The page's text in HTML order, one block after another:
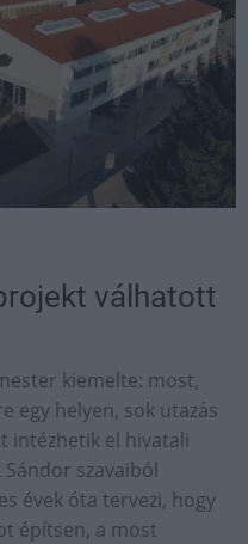
válhatott
kiemelte: most,
egy helyen, sok utazás
intézhetik el hivatali
szavaiból
évek óta tervezi, hogy
építsen, a most